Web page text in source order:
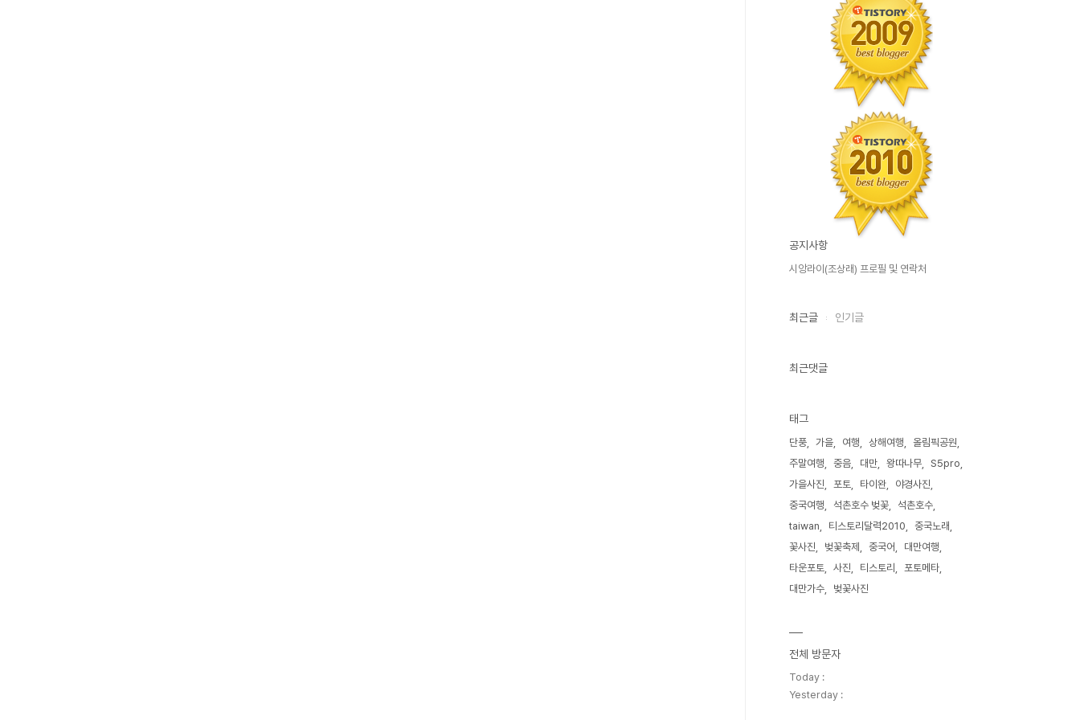
공지사항
시앙라이(조상래) 프로필 및 연락처
최근글 인기글
최근댓글
태그
단풍 가을 여행 상해여행
올림픽공원
주말여행
중음 대만 왕따나무
S5pro
가을사진
포토 타이완
야경사진
중국여행
석촌호수 벚꽃
석촌호수
taiwan
티스토리달력2010
중국노래
꽃사진
벚꽃축제 중국어
대만여행
타운포토
사진 티스토리
포토메타
대만가수
벚꽃사진
전체 방문자
Today :
Yesterday :